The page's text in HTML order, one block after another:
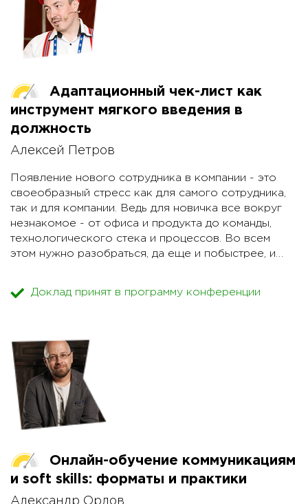
* рассмотрим основные ошибки, которые
совершают программисты, становясь "учителями";
* о хороших и плохих практиках, соблюдении
баланса между сложностью и полезностью;
процессе обучения.
Адаптационный чек-лист как
инструмент мягкого введения в
должность
Алексей Петров
Появление нового сотрудника в компании - это
своеобразный стресс как для самого сотрудника,
так и для компании. Ведь для новичка все вокруг
незнакомое - от офиса и продукта до команды,
технологического стека и процессов. Во всем
этом нужно разобраться, да еще и побыстрее, и
получать от него результат, желательно привлекая
наименьшее количества времени действующих
сотрудников. С другой стороны, учитывая, каких
трудов стоит сегодня найти подходящие кадры,
важно сделать введение в должность нового
сотрудника максимально мягким и безболезненным,
сроке.
В своем докладе я расскажу о варианте решения
этой задачи с помощью эффективного инструмента
Доклад принят в программу конференции
Онлайн-обучение коммуникациям
и soft skills: форматы и практики
Александр Орлов